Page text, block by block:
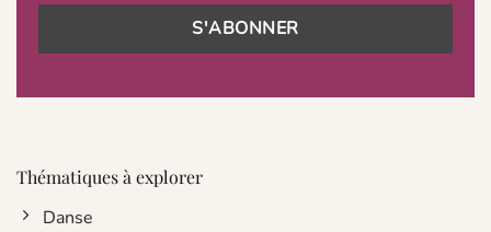
Thématiques à explorer
Danse